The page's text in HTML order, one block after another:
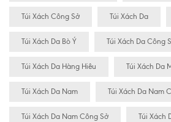
Túi Xách Công Sở Túi Xách Da
Túi Xách Da Bò Ý Túi Xách Da Công
Túi Xách Da Hàng Hiêu Túi Xách Da
Túi Xách Da Nam Túi Xách Da Nam
Túi Xách Da Nam Công Sở Túi Xách